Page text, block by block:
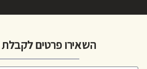
השאירו פרטים לקבלת